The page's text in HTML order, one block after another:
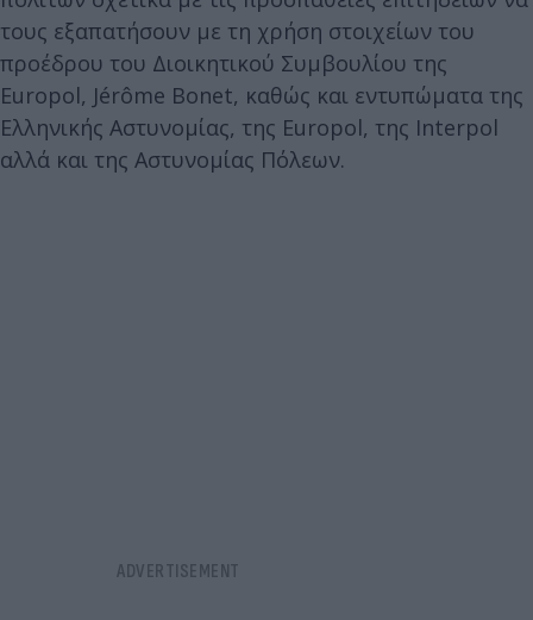
τους εξαπατήσουν με τη χρήση στοιχείων του
προέδρου του Διοικητικού Συμβουλίου της
Europol, Jérôme Bonet, καθώς και εντυπώματα της
Ελληνικής Αστυνομίας, της Europol, της Interpol
αλλά και της Αστυνομίας Πόλεων.